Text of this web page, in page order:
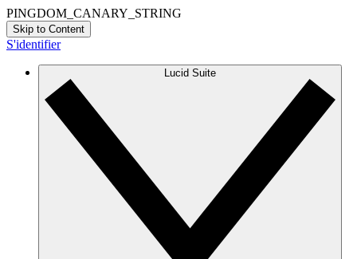
PINGDOM_CANARY_STRING
Skip to Content
S'identifier
Lucid Suite